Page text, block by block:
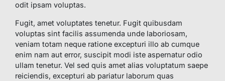
odit ipsam voluptas.
Fugit, amet voluptates tenetur. Fugit quibusdam
voluptas sint facilis assumenda unde laboriosam,
veniam totam neque ratione excepturi illo ab cumque
enim nam aut error, suscipit modi iste aspernatur odio
ullam tenetur. Vel sed quis amet alias voluptatum saepe
reiciendis, excepturi ab pariatur laborum quas